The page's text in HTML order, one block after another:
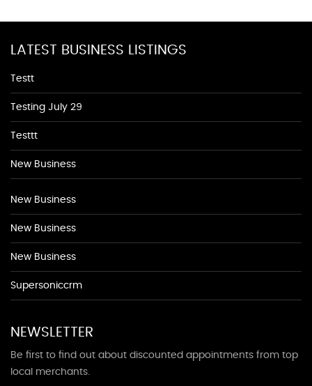
LATEST BUSINESS LISTINGS
Testt
Testing July 29
Testtt
New Business
New Business
New Business
New Business
Supersoniccrm
NEWSLETTER
Be first to find out about discounted appointments from top
local merchants.